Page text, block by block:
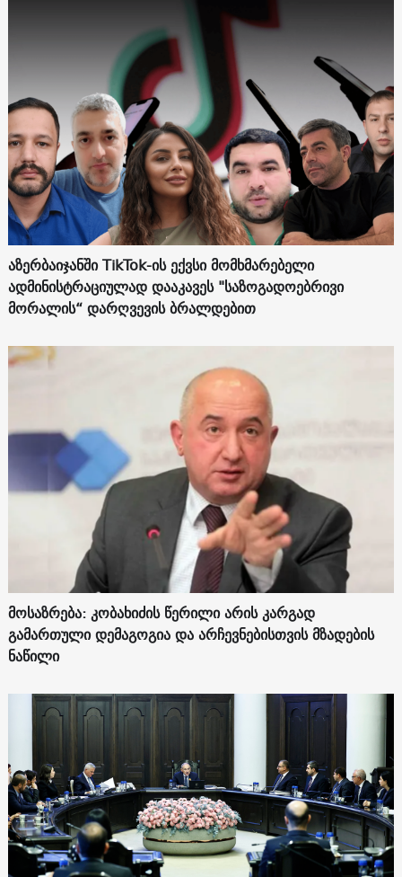
აზერბაიჯანში TikTok-ის ექვსი მომხმარებელი
ადმინისტრაციულად დააკავეს "საზოგადოებრივი
მორალის“ დარღვევის ბრალდებით
მოსაზრება: კობახიძის წერილი არის კარგად
გამართული დემაგოგია და არჩევნებისთვის მზადების
ნაწილი